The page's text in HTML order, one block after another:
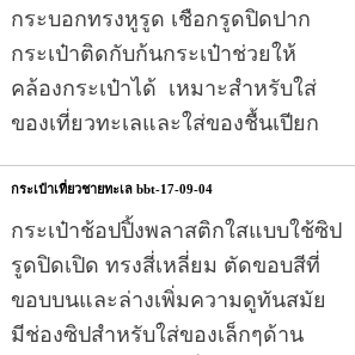
กระบอกทรงหูรูด เชือกรูดปิดปาก
กระเป๋าติดกับก้นกระเป๋าช่วยให้
คล้องกระเป๋าได้ เหมาะสำหรับใส่
ของเที่ยวทะเลและใส่ของชื้นเปียก
กระเป๋าเที่ยวชายทะเล bbt-17-09-04
กระเป๋าช้อปปิ้งพลาสติกใสแบบใช้ซิป
รูดปิดเปิด ทรงสี่เหลี่ยม ตัดขอบสีที่
ขอบบนและล่างเพิ่มความดูทันสมัย
มีช่องซิปสำหรับใส่ของเล็กๆด้าน